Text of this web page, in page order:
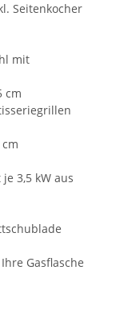
Seitenkocher
mit
cm
3,5 kW aus
Gasflasche